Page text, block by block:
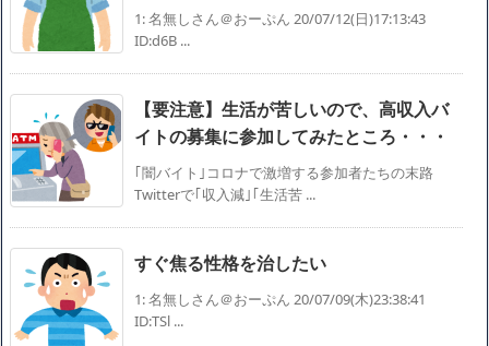
1: 名無しさん＠おーぷん 20/07/12(日)17:13:43
ID:d6B ...
【要注意】生活が苦しいので、高収入バ
イトの募集に参加してみたところ・・・
｢闇バイト｣コロナで激増する参加者たちの末路
Twitterで｢収入減｣｢生活苦 ...
すぐ焦る性格を治したい
1: 名無しさん＠おーぷん 20/07/09(木)23:38:41
ID:TSl ...